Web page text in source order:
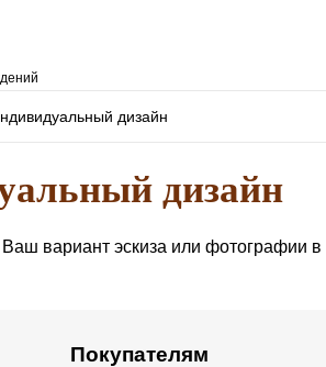
дизайн
дизайн
вариант эскиза или фотографии
Покупателям